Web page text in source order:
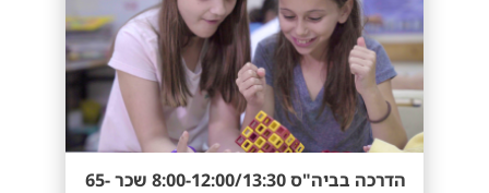
הדרכה בביה"ס 8:00-12:00/13:30 שכר 65-